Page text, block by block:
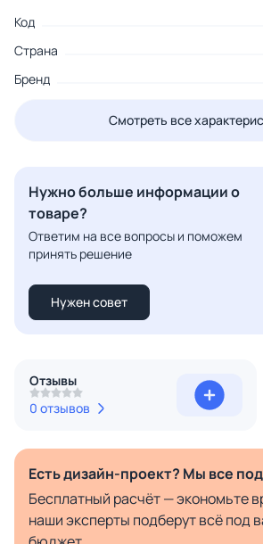
Код
Страна
Бренд
Смотреть все
Нужно больше информации о
товаре?
Ответим на все вопросы и поможем
принять решение
Нужен совет
Отзывы
0 отзывов
Есть дизайн-проект? Мы все
Бесплатный расчёт — экономьте
наши эксперты подберут всё под